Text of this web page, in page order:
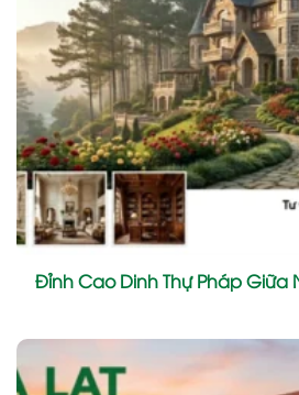
Đỉnh Cao Dinh Thự Pháp Giữa